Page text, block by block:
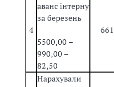
4
аванс інтерну
за березень
5500,00 –
990,00 –
82,50
661
Нарахували